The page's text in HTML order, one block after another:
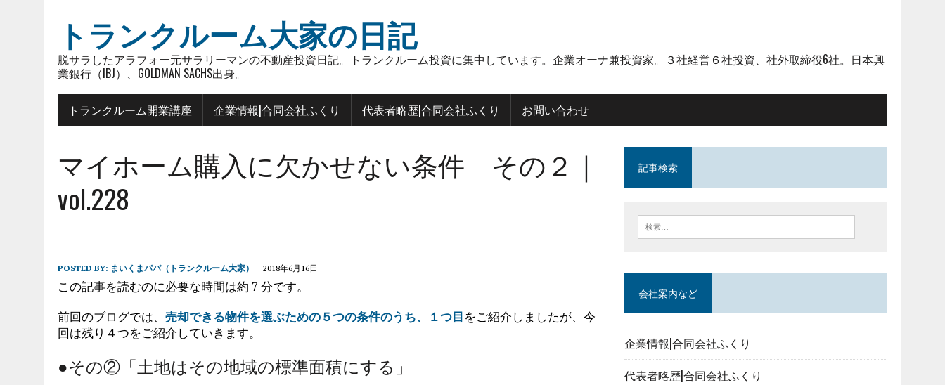
トランクルーム大家の日記
脱サラしたアラフォー元サラリーマンの不動産投資日記。トランクルーム投資に集中しています。企業オーナ兼投資家。３社経営６社投資、社外取締役6社。日本興
業銀行（IBJ）、GOLDMAN SACHS出身。
トランクルーム開業講座 企業情報|合同会社ふくり 代表者略歴|合同会社ふくり お問い合わせ
マイホーム購入に欠かせない条件 その２｜
vol.228
POSTED BY: まいくまパパ（トランクルーム大家） 2018年6月16日
この記事を読むのに必要な時間は約 7 分です。
前回のブログでは、 売却できる物件を選ぶための５つの条件のうち、１つ目をご紹介しましたが、今
回は残り４つをご紹介していきます。
●その②「土地はその地域の標準面積にする」
記事検索
会社案内など
企業情報|合同会社ふくり
代表者略歴|合同会社ふくり